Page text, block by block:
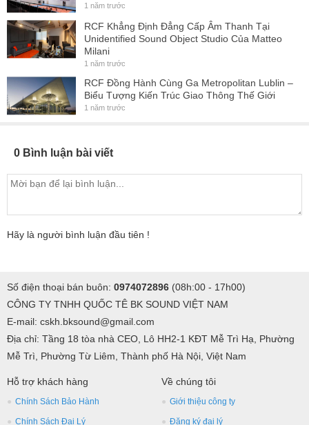
1 năm trước
RCF Khẳng Định Đẳng Cấp Âm Thanh Tại
Unidentified Sound Object Studio Của Matteo
Milani
1 năm trước
RCF Đồng Hành Cùng Ga Metropolitan Lublin –
Biểu Tượng Kiến Trúc Giao Thông Thế Giới
1 năm trước
0 Bình luận bài viết
Hãy là người bình luận đầu tiên !
Số điện thoại bán buôn: 0974072896 (08h:00 - 17h00)
CÔNG TY TNHH QUỐC TÊ BK SOUND VIỆT NAM
E-mail: cskh.bksound@gmail.com
Địa chỉ: Tầng 18 tòa nhà CEO, Lô HH2-1 KĐT Mễ Trì Hạ, Phường
Mễ Trì, Phường Từ Liêm, Thành phố Hà Nội, Việt Nam
Hỗ trợ khách hàng
Chính Sách Bảo Hành
Chính Sách Đại Lý
Về chúng tôi
Giới thiệu công ty
Đăng ký đại lý